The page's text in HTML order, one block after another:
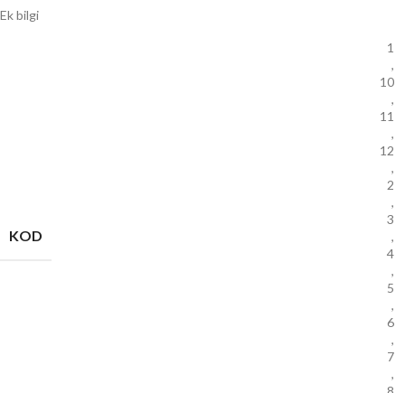
Ek bilgi
KOD
1
,
10
,
11
,
12
,
2
,
3
,
4
,
5
,
6
,
7
,